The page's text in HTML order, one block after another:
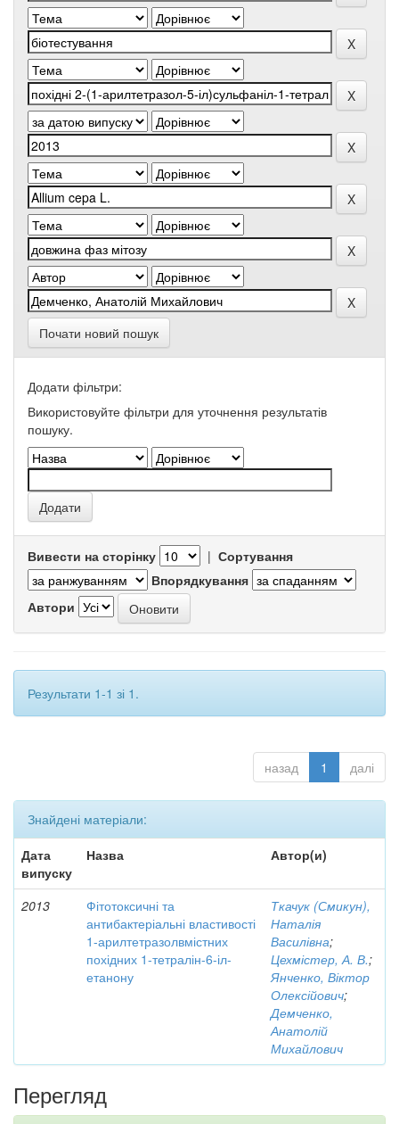
Почати новий пошук
Додати фільтри:
Використовуйте фільтри для уточнення результатів
пошуку.
Вивести на сторінку | Сортування
Впорядкування
Автори
Результати 1-1 зі 1.
назад 1 далі
Знайдені матеріали:
Дата
випуску
Назва Автор(и)
2013
Фітотоксичні та
антибактеріальні властивості
1-арилтетразолвмістних
похідних 1-тетралін-6-іл-
етанону
Ткачук (Смикун),
Наталія
Василівна;
Цехмістер, А. В.;
Янченко, Віктор
Олексійович;
Демченко,
Анатолій
Михайлович
Перегляд